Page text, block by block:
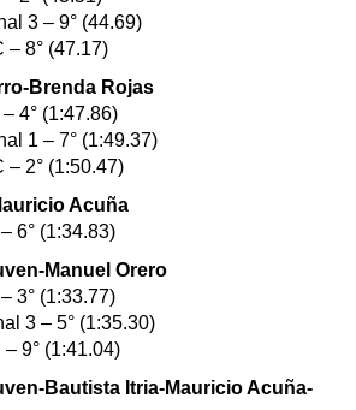
3 – 9° (44.69)
– 8° (47.17)
Brenda Rojas
4° (1:47.86)
1 – 7° (1:49.37)
– 2° (1:50.47)
Acuña
6° (1:34.83)
Manuel Orero
3° (1:33.77)
3 – 5° (1:35.30)
9° (1:41.04)
Bautista Itria-Mauricio Acuña-